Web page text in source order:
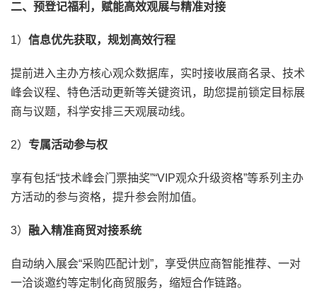
二、预登记福利，赋能高效观展与精准对接
1） 信息优先获取，规划高效行程
提前进入主办方核心观众数据库，实时接收展商名录、技术
峰会议程、特色活动更新等关键资讯，助您提前锁定目标展
商与议题，科学安排三天观展动线。
2） 专属活动参与权
享有包括“技术峰会门票抽奖”“VIP观众升级资格”等系列主办
方活动的参与资格，提升参会附加值。
3） 融入精准商贸对接系统
自动纳入展会“采购匹配计划”，享受供应商智能推荐、一对
一洽谈邀约等定制化商贸服务，缩短合作链路。